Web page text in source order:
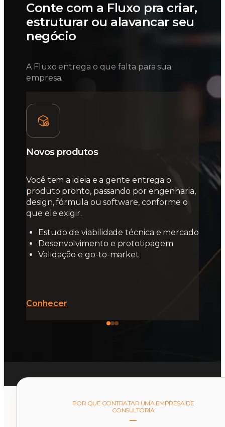
Conte com a Fluxo pra criar,
estruturar ou alavancar seu
negócio
A Fluxo entrega o que falta para sua
empresa.
Novos produtos
Você tem a ideia e a gente entrega o
produto pronto, passando por engenharia,
design, fórmula ou software, conforme o
que ele exigir.
Estudo de viabilidade técnica e mercado
Desenvolvimento e prototipagem
Validação e go-to-market
Conhecer
POR QUE CONTRATAR UMA EMPRESA DE
CONSULTORIA